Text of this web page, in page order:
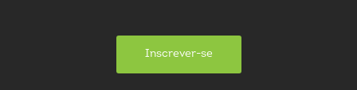
Inscrever-se